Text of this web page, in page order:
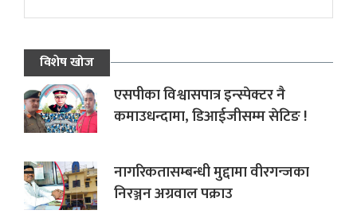
विशेष खोज
एसपीका विश्वासपात्र इन्स्पेक्टर नै
कमाउधन्दामा, डिआईजीसम्म सेटिङ !
नागरिकतासम्बन्धी मुद्दामा वीरगन्जका
निरञ्जन अग्रवाल पक्राउ